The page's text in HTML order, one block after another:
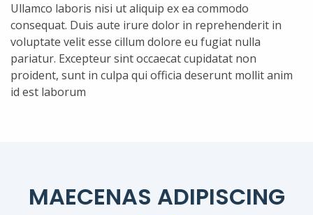
Ullamco laboris nisi ut aliquip ex ea commodo
consequat. Duis aute irure dolor in reprehenderit in
voluptate velit esse cillum dolore eu fugiat nulla
pariatur. Excepteur sint occaecat cupidatat non
proident, sunt in culpa qui officia deserunt mollit anim
id est laborum
MAECENAS ADIPISCING